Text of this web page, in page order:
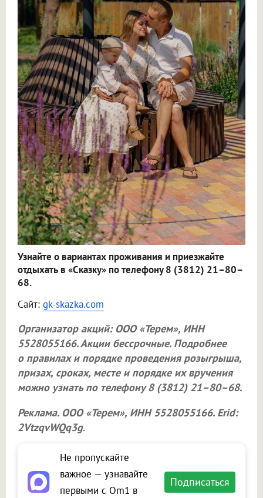
Узнайте о вариантах проживания и приезжайте
отдыхать в «Сказку» по телефону 8 (3812) 21–80–
68.
Сайт: gk-skazka.com
Организатор акций: ООО «Терем», ИНН
5528055166. Акции бессрочные. Подробнее
о правилах и порядке проведения розыгрыша,
призах, сроках, месте и порядке их вручения
можно узнать по телефону 8 (3812) 21–80–68.
Реклама. ООО «Терем», ИНН 5528055166. Erid:
2VtzqvWQq3g.
Не пропускайте
важное — узнавайте
первыми с Om1 в
Подписаться